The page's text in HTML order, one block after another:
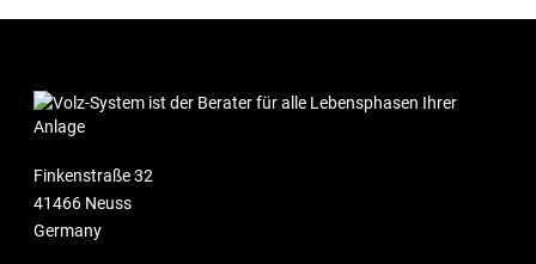
Finkenstraße 32
41466 Neuss
Germany